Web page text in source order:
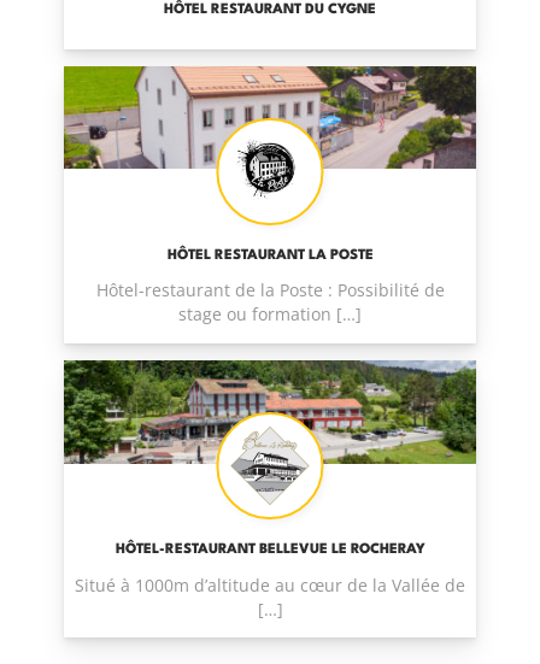
HÔTEL RESTAURANT DU CYGNE
HÔTEL RESTAURANT LA POSTE
Hôtel-restaurant de la Poste : Possibilité de
stage ou formation […]
HÔTEL-RESTAURANT BELLEVUE LE ROCHERAY
Situé à 1000m d’altitude au cœur de la Vallée de
[…]